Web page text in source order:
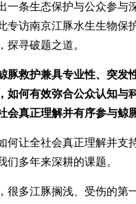
一条生态保护与公众参与
专访南京江豚水生生物保
探寻破题之道。
豚救护兼具专业性、突发
如何有效弥合公众认知与
会真正理解并有序参与鲸
何让全社会真正理解并支
们多年来深耕的课题。
多江豚搁浅、受伤的第